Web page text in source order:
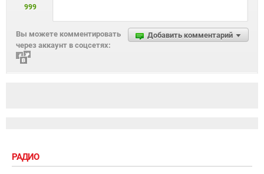
999
Добавить комментарий
Вы можете комментировать
через аккаунт в соцсетях:
РАДИО